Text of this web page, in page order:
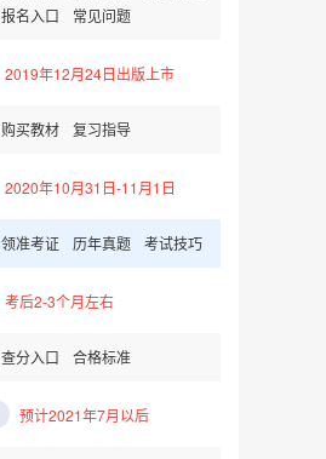
报名入口 常见问题
2019年12月24日出版上市
购买教材 复习指导
2020年10月31日-11月1日
领准考证 历年真题 考试技巧
考后2-3个月左右
查分入口 合格标准
预计2021年7月以后